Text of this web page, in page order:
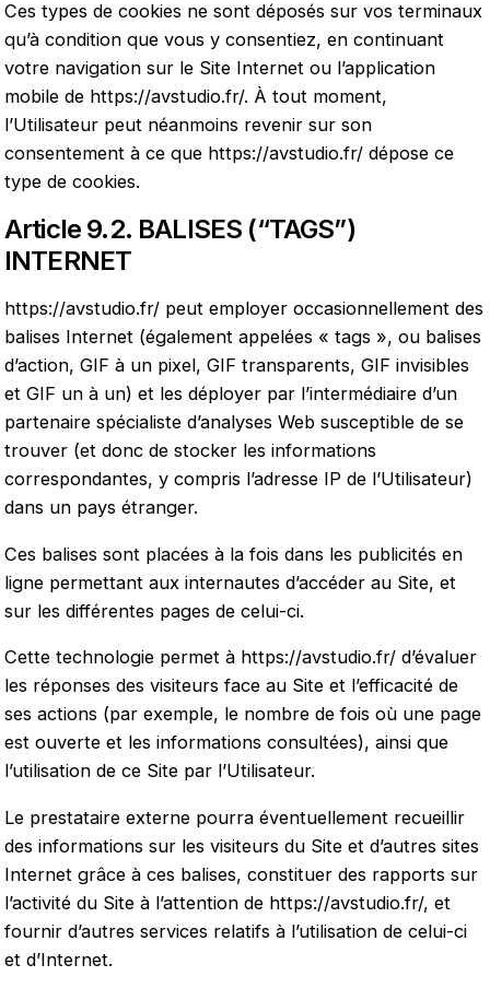
Ces types de cookies ne sont déposés sur vos terminaux
qu’à condition que vous y consentiez, en continuant
votre navigation sur le Site Internet ou l’application
mobile de https://avstudio.fr/. À tout moment,
l’Utilisateur peut néanmoins revenir sur son
consentement à ce que https://avstudio.fr/ dépose ce
type de cookies.
Article 9.2. BALISES (“TAGS”)
INTERNET
https://avstudio.fr/ peut employer occasionnellement des
balises Internet (également appelées « tags », ou balises
d’action, GIF à un pixel, GIF transparents, GIF invisibles
et GIF un à un) et les déployer par l’intermédiaire d’un
partenaire spécialiste d’analyses Web susceptible de se
trouver (et donc de stocker les informations
correspondantes, y compris l’adresse IP de l’Utilisateur)
dans un pays étranger.
Ces balises sont placées à la fois dans les publicités en
ligne permettant aux internautes d’accéder au Site, et
sur les différentes pages de celui-ci.
Cette technologie permet à https://avstudio.fr/ d’évaluer
les réponses des visiteurs face au Site et l’efficacité de
ses actions (par exemple, le nombre de fois où une page
est ouverte et les informations consultées), ainsi que
l’utilisation de ce Site par l’Utilisateur.
Le prestataire externe pourra éventuellement recueillir
des informations sur les visiteurs du Site et d’autres sites
Internet grâce à ces balises, constituer des rapports sur
l’activité du Site à l’attention de https://avstudio.fr/, et
fournir d’autres services relatifs à l’utilisation de celui-ci
et d’Internet.